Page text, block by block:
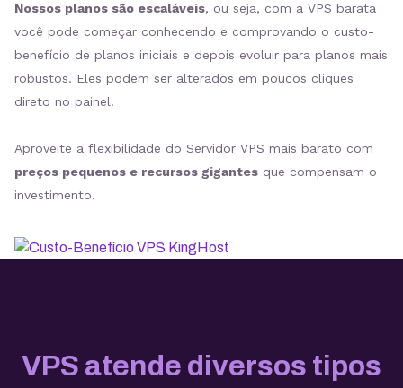
Nossos planos são escaláveis, ou seja, com a VPS barata
você pode começar conhecendo e comprovando o custo-
benefício de planos iniciais e depois evoluir para planos mais
robustos. Eles podem ser alterados em poucos cliques
direto no painel.
Aproveite a flexibilidade do Servidor VPS mais barato com
preços pequenos e recursos gigantes que compensam o
investimento.
VPS atende diversos tipos